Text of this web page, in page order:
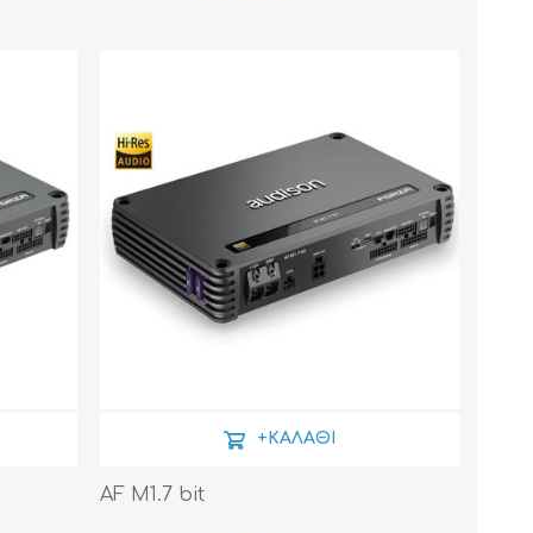
AF M1.7 bit
+ΚΑΛΆΘΙ